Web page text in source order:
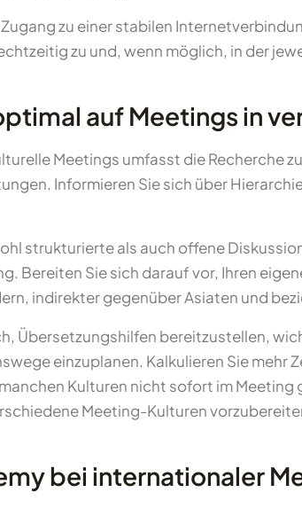
Zugang zu einer stabilen
zu und, wenn möglich, in der
auf Meetings in
Meetings umfasst die Recherche
Informieren Sie sich über
strukturierte als auch offene
Bereiten Sie sich darauf vor, Ihren
indirekter gegenüber Asiaten und
Übersetzungshilfen bereitzustellen,
einzuplanen. Kalkulieren Sie mehr
Kulturen nicht sofort im
Meeting-Kulturen
bei internationaler